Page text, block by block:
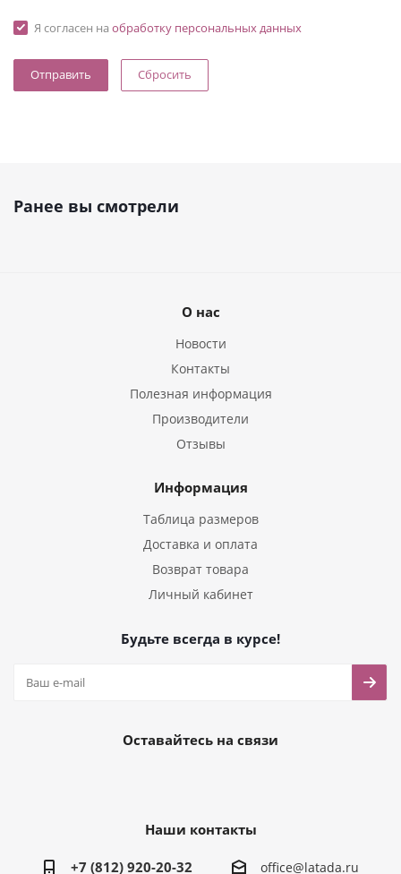
Я согласен на обработку персональных данных
Сбросить
Ранее вы смотрели
О нас
Новости
Контакты
Полезная информация
Производители
Отзывы
Информация
Таблица размеров
Доставка и оплата
Возврат товара
Личный кабинет
Будьте всегда в курсе!
Оставайтесь на связи
Наши контакты
+7 (812) 920-20-32 office@latada.ru